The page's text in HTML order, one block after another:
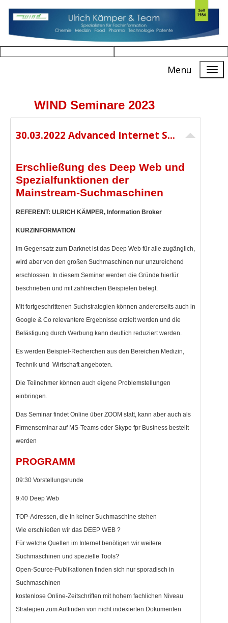
Menu
WIND Seminare 2023
30.03.2022 Advanced Internet Searching Teil 1 - 09:30 bis 13:00 Uhr - 190,00 € netto
Erschließung des Deep Web und
Spezialfunktionen der
Mainstream-Suchmaschinen
REFERENT: ULRICH KÄMPER, Information Broker
KURZINFORMATION
Im Gegensatz zum Darknet ist das Deep Web für alle zugänglich,
wird aber von den großen Suchmaschinen nur unzureichend
erschlossen. In diesem Seminar werden die Gründe hierfür
beschrieben und mit zahlreichen Beispielen belegt.
Mit fortgeschrittenen Suchstrategien können andererseits auch in
Google & Co relevantere Ergebnisse erzielt werden und die
Belästigung durch Werbung kann deutlich reduziert werden.
Es werden Beispiel-Recherchen aus den Bereichen Medizin,
Technik und Wirtschaft angeboten.
Die Teilnehmer können auch eigene Problemstellungen
einbringen.
Das Seminar findet Online über ZOOM statt, kann aber auch als
Firmenseminar auf MS-Teams oder Skype fpr Business bestellt
werden
PROGRAMM
09:30 Vorstellungsrunde
9:40 Deep Web
TOP-Adressen, die in keiner Suchmaschine stehen
Wie erschließen wir das DEEP WEB ?
Für welche Quellen im Internet benötigen wir weitere
Suchmaschinen und spezielle Tools?
Open-Source-Publikationen finden sich nur sporadisch in
Suchmaschinen
kostenlose Online-Zeitschriften mit hohem fachlichen Niveau
Strategien zum Auffinden von nicht indexierten Dokumenten